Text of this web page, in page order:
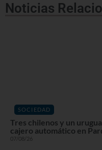
Noticias
SOCIEDAD
Tres chilenos y un
cajero automático en
07/08/26